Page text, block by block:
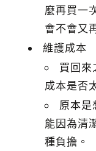
麼再買一
會不會又
維護成本
買回來
成本是否
原本是
能因為清
種負擔。